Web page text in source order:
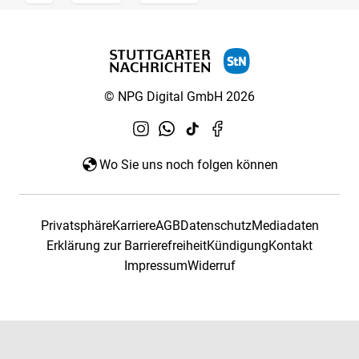
© NPG Digital GmbH 2026
Wo Sie uns noch folgen können
PrivatsphäreKarriereAGBDatenschutzMediadaten
Erklärung zur BarrierefreiheitKündigungKontakt
ImpressumWiderruf